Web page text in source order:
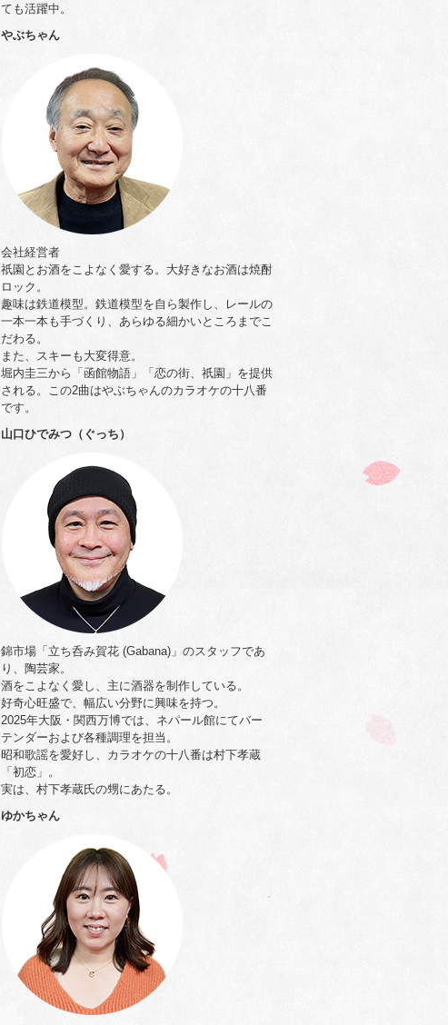
ても活躍中。
やぶちゃん
会社経営者
祇園とお酒をこよなく愛する。大好きなお酒は焼酎
ロック。
趣味は鉄道模型。鉄道模型を自ら製作し、レールの
一本一本も手づくり、あらゆる細かいところまでこ
だわる。
また、スキーも大変得意。
堀内圭三から「函館物語」「恋の街、祇園」を提供
される。この2曲はやぶちゃんのカラオケの十八番
です。
山口ひでみつ（ぐっち）
錦市場「立ち呑み賀花 (Gabana)」のスタッフであ
り、陶芸家。
酒をこよなく愛し、主に酒器を制作している。
好奇心旺盛で、幅広い分野に興味を持つ。
2025年大阪・関西万博では、ネパール館にてバー
テンダーおよび各種調理を担当。
昭和歌謡を愛好し、カラオケの十八番は村下孝蔵
「初恋」。
実は、村下孝蔵氏の甥にあたる。
ゆかちゃん